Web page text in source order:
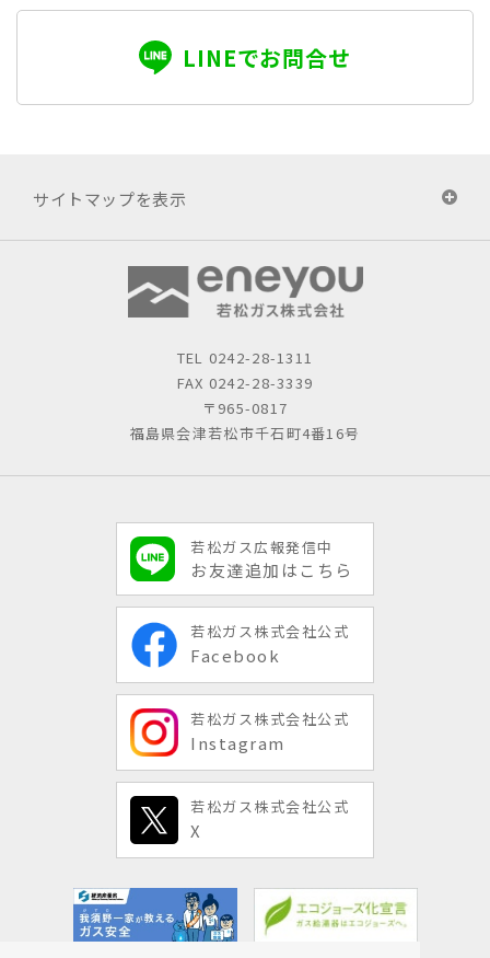
LINEでお問合せ
サイトマップを表示
TEL 0242-28-1311
FAX 0242-28-3339
〒965-0817
福島県会津若松市千石町4番16号
若松ガス広報発信中
お友達追加はこちら
若松ガス株式会社公式
Facebook
若松ガス株式会社公式
Instagram
若松ガス株式会社公式
X